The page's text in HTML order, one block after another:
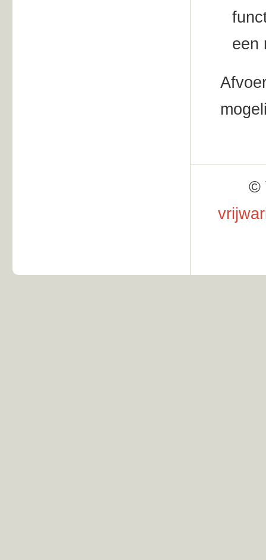
een
©